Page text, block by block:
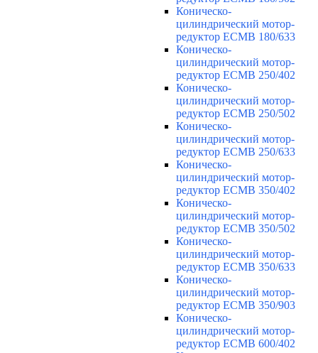
Коническо-
цилиндрический мотор-
редуктор ECMB 180/633
Коническо-
цилиндрический мотор-
редуктор ECMB 250/402
Коническо-
цилиндрический мотор-
редуктор ECMB 250/502
Коническо-
цилиндрический мотор-
редуктор ECMB 250/633
Коническо-
цилиндрический мотор-
редуктор ECMB 350/402
Коническо-
цилиндрический мотор-
редуктор ECMB 350/502
Коническо-
цилиндрический мотор-
редуктор ECMB 350/633
Коническо-
цилиндрический мотор-
редуктор ECMB 350/903
Коническо-
цилиндрический мотор-
редуктор ECMB 600/402